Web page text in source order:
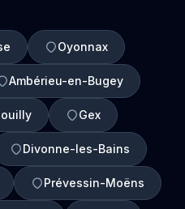
Oyonnax
Ambérieu-en-Bugey
Gex
Divonne-les-Bains
Prévessin-Moëns